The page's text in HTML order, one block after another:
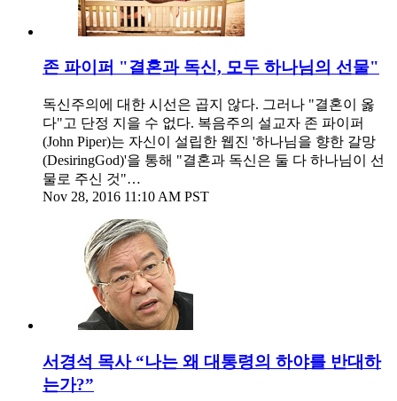
존 파이퍼 "결혼과 독신, 모두 하나님의 선물"
독신주의에 대한 시선은 곱지 않다. 그러나 "결혼이 옳
다"고 단정 지을 수 없다. 복음주의 설교자 존 파이퍼
(John Piper)는 자신이 설립한 웹진 '하나님을 향한 갈망
(DesiringGod)'을 통해 "결혼과 독신은 둘 다 하나님이 선
물로 주신 것"…
Nov 28, 2016 11:10 AM PST
서경석 목사 “나는 왜 대통령의 하야를 반대하
는가?”